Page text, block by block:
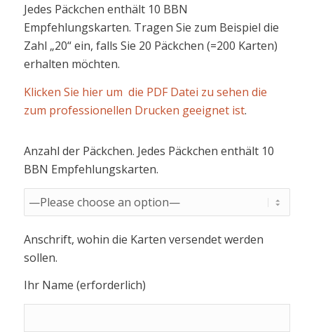
Jedes Päckchen enthält 10 BBN
Empfehlungskarten. Tragen Sie zum Beispiel die
Zahl „20“ ein, falls Sie 20 Päckchen (=200 Karten)
erhalten möchten.
Klicken Sie hier um die PDF Datei zu sehen die
zum professionellen Drucken geeignet ist.
Anzahl der Päckchen. Jedes Päckchen enthält 10
BBN Empfehlungskarten.
Anschrift, wohin die Karten versendet werden
sollen.
Ihr Name (erforderlich)